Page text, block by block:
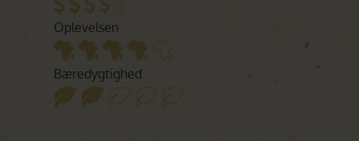
Oplevelsen
Bæredygtighed